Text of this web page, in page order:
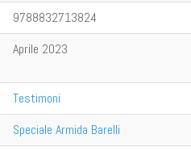
9788832713824
Aprile 2023
Testimoni
Speciale Armida Barelli